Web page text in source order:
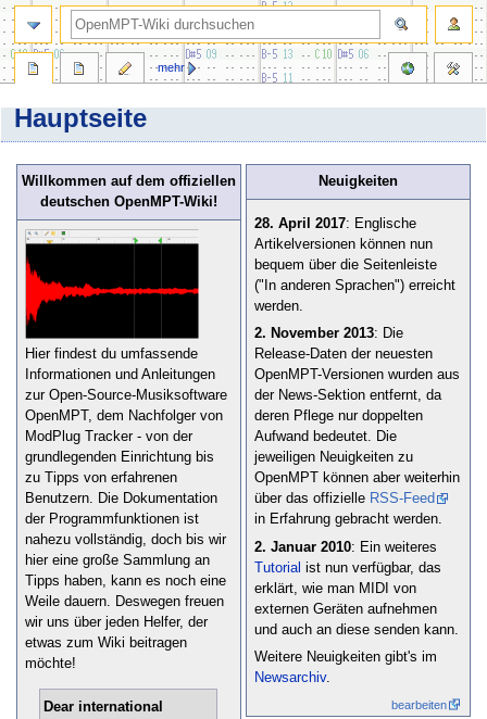
Hauptseite
Zur
Navigation
springen
Zur
Suche
springen
Willkommen auf dem offiziellen
deutschen OpenMPT-Wiki!
Hier findest du umfassende
Informationen und Anleitungen
zur Open-Source-Musiksoftware
OpenMPT, dem Nachfolger von
ModPlug Tracker - von der
grundlegenden Einrichtung bis
zu Tipps von erfahrenen
Benutzern. Die Dokumentation
der Programmfunktionen ist
nahezu vollständig, doch bis wir
hier eine große Sammlung an
Tipps haben, kann es noch eine
Weile dauern. Deswegen freuen
wir uns über jeden Helfer, der
etwas zum Wiki beitragen
möchte!
Dear international
Neuigkeiten
28. April 2017: Englische
Artikelversionen können nun
bequem über die Seitenleiste
("In anderen Sprachen") erreicht
werden.
2. November 2013: Die
Release-Daten der neuesten
OpenMPT-Versionen wurden aus
der News-Sektion entfernt, da
deren Pflege nur doppelten
Aufwand bedeutet. Die
jeweiligen Neuigkeiten zu
OpenMPT können aber weiterhin
über das offizielle RSS-Feed
in Erfahrung gebracht werden.
2. Januar 2010: Ein weiteres
Tutorial ist nun verfügbar, das
erklärt, wie man MIDI von
externen Geräten aufnehmen
und auch an diese senden kann.
Weitere Neuigkeiten gibt's im
Newsarchiv.
bearbeiten
mehr
Suche